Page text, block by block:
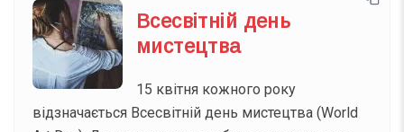
Всесвітній день
мистецтва
15 квітня кожного року
відзначається Всесвітній день мистецтва (World